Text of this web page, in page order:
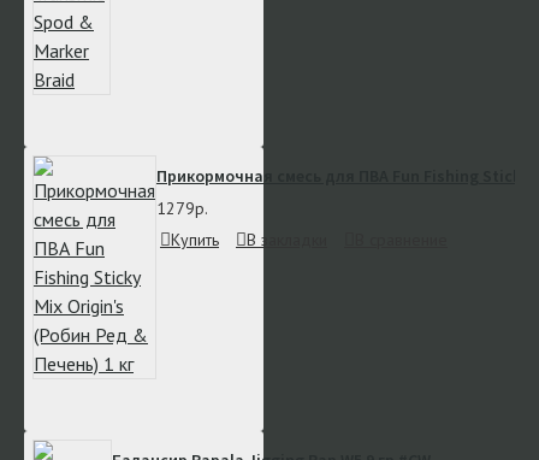
Прикормочная смесь для ПВА Fun Fishing Sticky
1279р.
Купить
В закладки